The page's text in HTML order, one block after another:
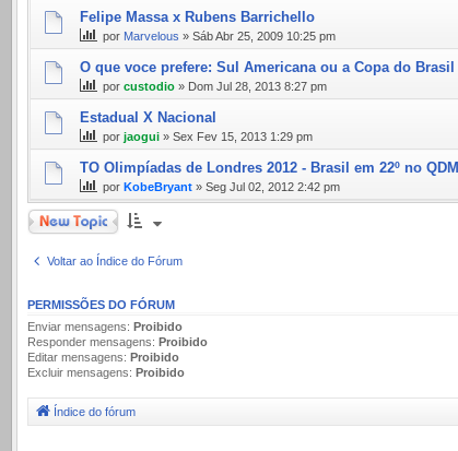
Felipe Massa x Rubens Barrichello
por Marvelous » Sáb Abr 25, 2009 10:25 pm
O que voce prefere: Sul Americana ou a Copa do Brasil
por custodio » Dom Jul 28, 2013 8:27 pm
Estadual X Nacional
por jaogui » Sex Fev 15, 2013 1:29 pm
TO Olimpíadas de Londres 2012 - Brasil em 22º no QDM
por KobeBryant » Seg Jul 02, 2012 2:42 pm
Novo Tópico
Voltar ao Índice do Fórum
PERMISSÕES DO FÓRUM
Enviar mensagens: Proibido
Responder mensagens: Proibido
Editar mensagens: Proibido
Excluir mensagens: Proibido
Índice do fórum